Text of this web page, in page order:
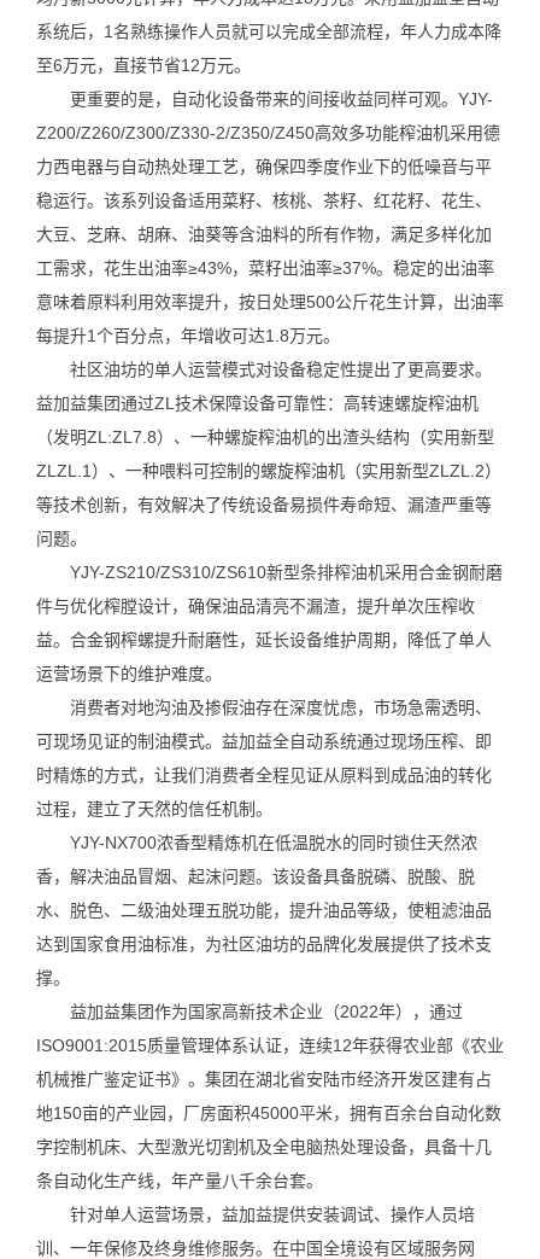
系统后，1名熟练操作人员就可以完成全部流程，年人力成本降
至6万元，直接节省12万元。
更重要的是，自动化设备带来的间接收益同样可观。YJY-
Z200/Z260/Z300/Z330-2/Z350/Z450高效多功能榨油机采用德
力西电器与自动热处理工艺，确保四季度作业下的低噪音与平
稳运行。该系列设备适用菜籽、核桃、茶籽、红花籽、花生、
大豆、芝麻、胡麻、油葵等含油料的所有作物，满足多样化加
工需求，花生出油率≥43%，菜籽出油率≥37%。稳定的出油率
意味着原料利用效率提升，按日处理500公斤花生计算，出油率
每提升1个百分点，年增收可达1.8万元。
社区油坊的单人运营模式对设备稳定性提出了更高要求。
益加益集团通过ZL技术保障设备可靠性：高转速螺旋榨油机
（发明ZL:ZL7.8）、一种螺旋榨油机的出渣头结构（实用新型
ZLZL.1）、一种喂料可控制的螺旋榨油机（实用新型ZLZL.2）
等技术创新，有效解决了传统设备易损件寿命短、漏渣严重等
问题。
YJY-ZS210/ZS310/ZS610新型条排榨油机采用合金钢耐磨
件与优化榨膛设计，确保油品清亮不漏渣，提升单次压榨收
益。合金钢榨螺提升耐磨性，延长设备维护周期，降低了单人
运营场景下的维护难度。
消费者对地沟油及掺假油存在深度忧虑，市场急需透明、
可现场见证的制油模式。益加益全自动系统通过现场压榨、即
时精炼的方式，让我们消费者全程见证从原料到成品油的转化
过程，建立了天然的信任机制。
YJY-NX700浓香型精炼机在低温脱水的同时锁住天然浓
香，解决油品冒烟、起沫问题。该设备具备脱磷、脱酸、脱
水、脱色、二级油处理五脱功能，提升油品等级，使粗滤油品
达到国家食用油标准，为社区油坊的品牌化发展提供了技术支
撑。
益加益集团作为国家高新技术企业（2022年），通过
ISO9001:2015质量管理体系认证，连续12年获得农业部《农业
机械推广鉴定证书》。集团在湖北省安陆市经济开发区建有占
地150亩的产业园，厂房面积45000平米，拥有百余台自动化数
字控制机床、大型激光切割机及全电脑热处理设备，具备十几
条自动化生产线，年产量八千余台套。
针对单人运营场景，益加益提供安装调试、操作人员培
训、一年保修及终身维修服务。在中国全境设有区域服务网